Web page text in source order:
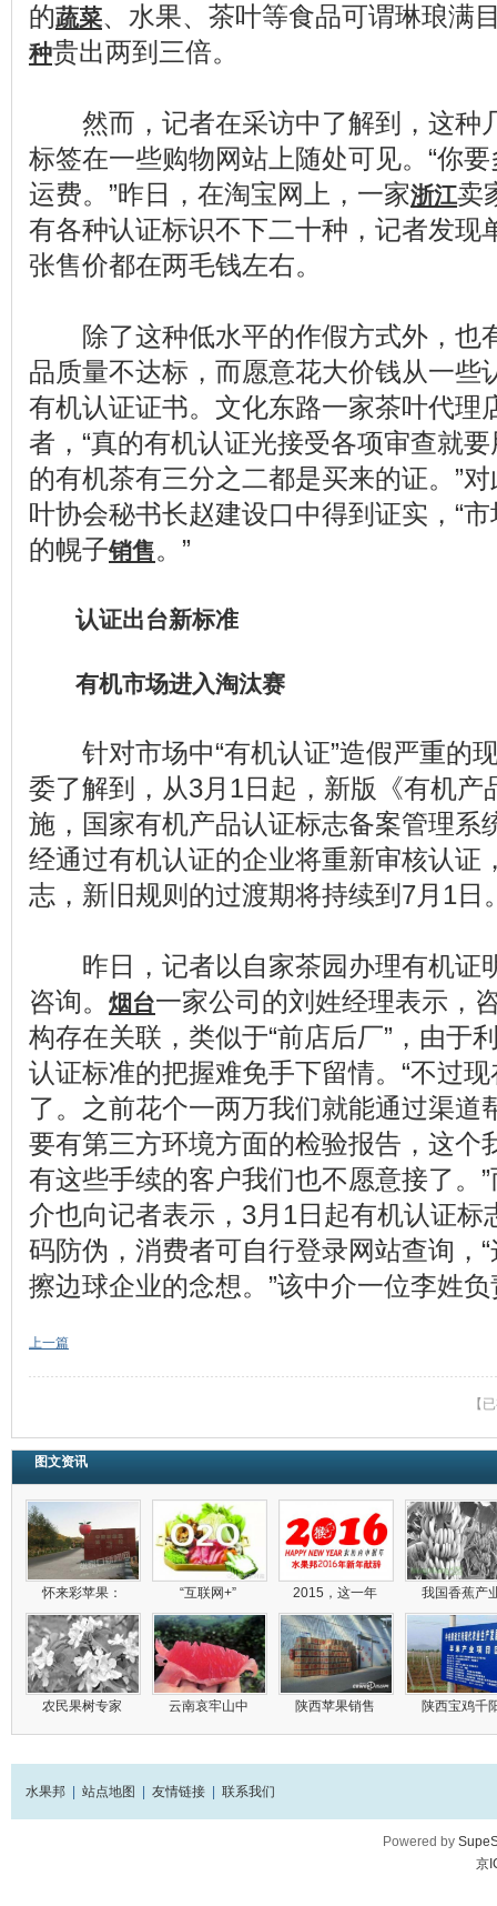
的蔬菜、水果、茶叶等食品可谓琳琅满
种贵出两到三倍。
然而，记者在采访中了解到，这种
标签在一些购物网站上随处可见。“你
运费。”昨日，在淘宝网上，一家浙江卖
有各种认证标识不下二十种，记者发现
张售价都在两毛钱左右。
除了这种低水平的作假方式外，也
品质量不达标，而愿意花大价钱从一些
有机认证证书。文化东路一家茶叶代理
者，“真的有机认证光接受各项审查就
的有机茶有三分之二都是买来的证。”
叶协会秘书长赵建设口中得到证实，“
的幌子销售。”
认证出台新标准
有机市场进入淘汰赛
针对市场中“有机认证”造假严重的
委了解到，从3月1日起，新版《有机产
施，国家有机产品认证标志备案管理系
经通过有机认证的企业将重新审核认证
志，新旧规则的过渡期将持续到7月1日
昨日，记者以自家茶园办理有机证
咨询。 烟台一家公司的刘姓经理表示，
构存在关联，类似于“前店后厂”，由于
认证标准的把握难免手下留情。“不过
了。之前花个一两万我们就能通过渠道
要有第三方环境方面的检验报告，这个
有这些手续的客户我们也不愿意接了。
介也向记者表示，3月1日起有机认证标
码防伪，消费者可自行登录网站查询，
擦边球企业的念想。”该中介一位李姓
上一篇
【
图文资讯
怀来彩苹果： “互联网+” 2015，这一年 我国香蕉产
农民果树专家 云南哀牢山中 陕西苹果销售 陕西宝鸡千
水果邦 站点地图 友情链接 联系我们
Powered by
京